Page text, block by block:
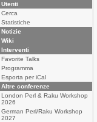
Utenti
Cerca
Statistiche
Notizie
Wiki
Interventi
Favorite Talks
Programma
Esporta per iCal
Altre conferenze
London Perl & Raku Workshop
2026
German Perl/Raku Workshop
2027